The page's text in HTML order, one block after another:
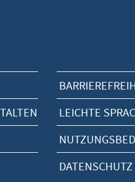
LEICHTE
DATENSCHUTZ